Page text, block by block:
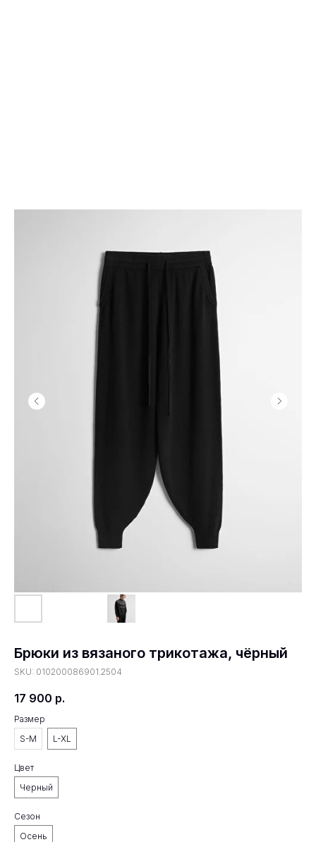
Брюки из вязаного трикотажа, чёрный
SKU: 010200086901.2504
17 900 р.
Размер
S-M
L-XL
Цвет
Черный
Сезон
Осень